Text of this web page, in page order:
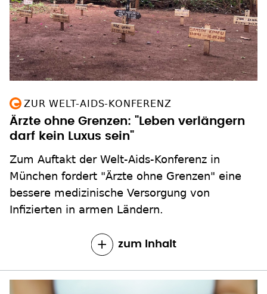
ZUR WELT-AIDS-KONFERENZ
Ärzte ohne Grenzen: "Leben verlängern
darf kein Luxus sein"
Zum Auftakt der Welt-Aids-Konferenz in
München fordert "Ärzte ohne Grenzen" eine
bessere medizinische Versorgung von
Infizierten in armen Ländern.
zum Inhalt